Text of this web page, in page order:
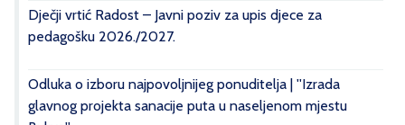
Dječji vrtić Radost – Javni poziv za upis djece za
pedagošku 2026./2027.
Odluka o izboru najpovoljnijeg ponuditelja | ''Izrada
glavnog projekta sanacije puta u naseljenom mjestu